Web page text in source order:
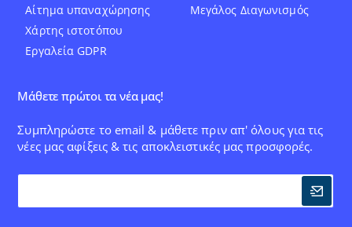
Αίτημα υπαναχώρησης
Χάρτης ιστοτόπου
Εργαλεία GDPR
Μεγάλος Διαγωνισμός
Μάθετε πρώτοι τα νέα μας!
Συμπληρώστε το email & μάθετε πριν απ' όλους για τις
νέες μας αφίξεις & τις αποκλειστικές μας προσφορές.